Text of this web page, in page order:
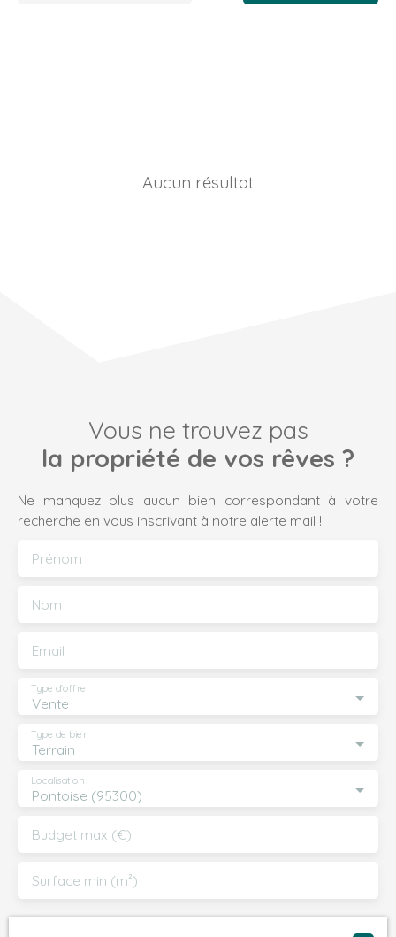
Aucun résultat
Vous ne trouvez pas
la propriété de vos rêves ?
Ne manquez plus aucun bien correspondant à votre
recherche en vous inscrivant à notre alerte mail !
Prénom
Nom
Email
Vente
Type d'offre
Terrain
Type de bien
Pontoise (95300)
Localisation
Budget max (€)
Surface min (m²)